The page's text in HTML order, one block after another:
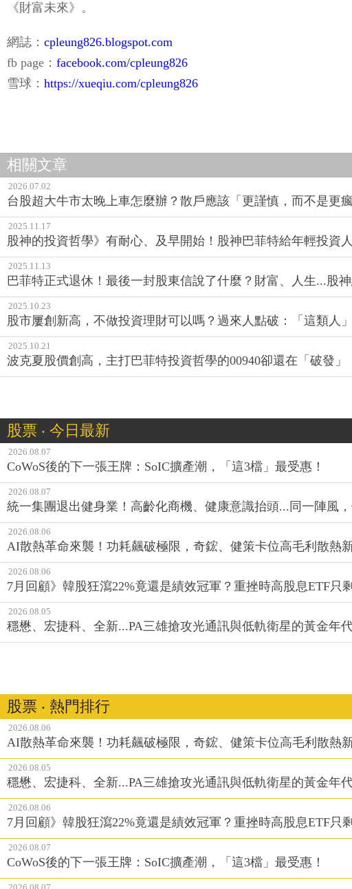
《財富未來》。
網誌： cpleung826.blogspot.com
fb page： facebook.com/cpleung826
雪球： https://xueqiu.com/cpleung826
相關文章
2026.07.02
台股超大牛市太晚上車怎麼辦？散戶應該「更謹慎，而不是更瘋
2025.11.17
股神的投資哲學》有耐心、及早開始！股神巴菲特給年輕投資
2025.11.13
巴菲特正式退休！最後一封股東信說了什麼？財富、人生...股
2025.10.23
股市屢創新高，不做投資理財可以嗎？過來人點破：「這類人
2025.10.21
波克夏股價創高，主打巴菲特投資哲學的00940卻還在「破發」
股票 ‧ 今日最新
2026.08.07
CoWoS後的下一張王牌：SoIC擴產潮，「這3檔」最受惠！
2026.08.07
統一集團退出健身業！高齡化商機、健康意識抬頭...同一陣風
2026.08.06
AI散熱革命來襲！功耗飆破極限，奇鋐、健策卡位高毛利散熱
2026.08.06
7月回顧》韓股狂瀉22%竟還是績效冠軍？重挫時高股息ETF只
2026.08.05
穩懋、宏捷科、全新...PA三雄搶攻光通訊與低軌衛星的黃金年
股票 ‧ 熱門排行
2026.08.06
AI散熱革命來襲！功耗飆破極限，奇鋐、健策卡位高毛利散熱
2026.08.05
穩懋、宏捷科、全新...PA三雄搶攻光通訊與低軌衛星的黃金年
2026.08.06
7月回顧》韓股狂瀉22%竟還是績效冠軍？重挫時高股息ETF只
2026.08.07
CoWoS後的下一張王牌：SoIC擴產潮，「這3檔」最受惠！